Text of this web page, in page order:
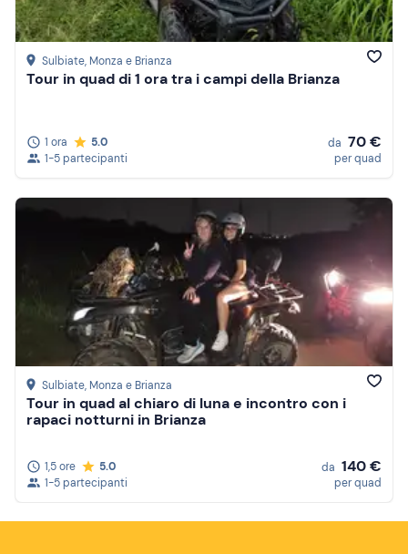
Sulbiate, Monza e Brianza
Tour in quad di 1 ora tra i campi della Brianza
1 ora
5.0
1-5 partecipanti
da 70 €
per quad
Sulbiate, Monza e Brianza
Tour in quad al chiaro di luna e incontro con i
rapaci notturni in Brianza
1,5 ore
5.0
1-5 partecipanti
da 140 €
per quad